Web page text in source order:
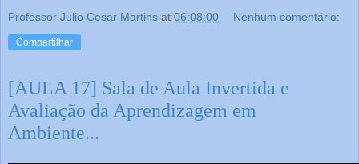
Professor Julio Cesar Martins at 06:08:00 Nenhum comentário:
Compartilhar
[AULA 17] Sala de Aula Invertida e
Avaliação da Aprendizagem em
Ambiente...